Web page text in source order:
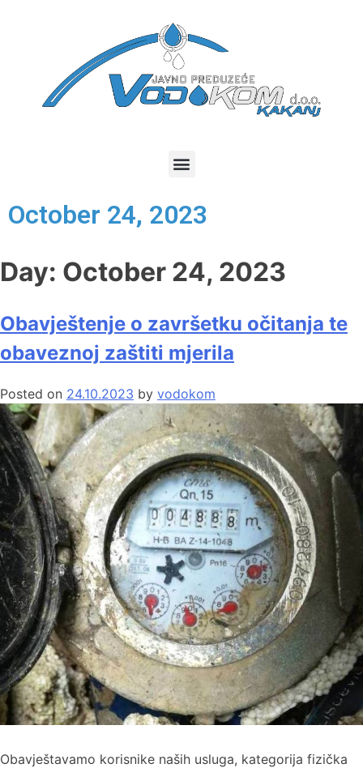
October 24, 2023
Day: October 24, 2023
Obavještenje o završetku očitanja te
obaveznoj zaštiti mjerila
Posted on 24.10.2023 by vodokom
Obavještavamo korisnike naših usluga, kategorija fizička